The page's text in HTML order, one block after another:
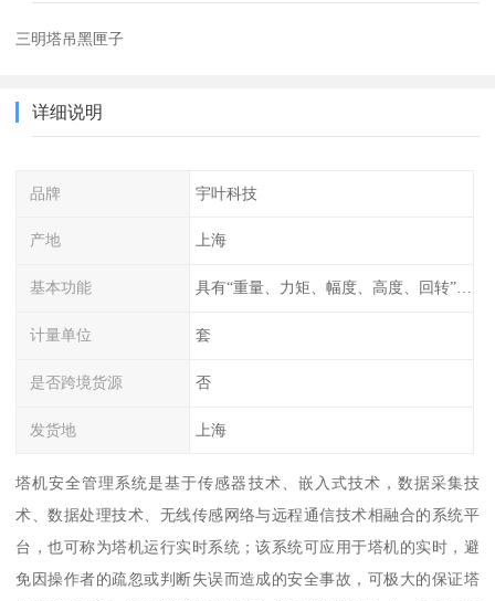
三明塔吊黑匣子
详细说明
品牌 宇叶科技
产地 上海
基本功能 具有“重量、力矩、幅度、高度、回转”等参数的显示、记录、报警功
计量单位 套
是否跨境货源 否
发货地 上海
塔机安全管理系统是基于传感器技术、嵌入式技术，数据采集技
术、数据处理技术、无线传感网络与远程通信技术相融合的系统平
台，也可称为塔机运行实时系统；该系统可应用于塔机的实时，避
免因操作者的疏忽或判断失误而造成的安全事故，可极大的保证塔